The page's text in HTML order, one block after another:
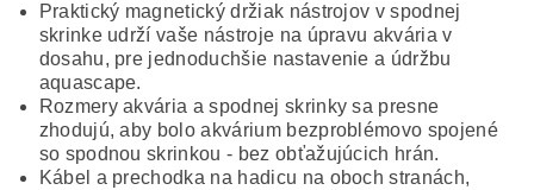
Praktický magnetický držiak nástrojov v spodnej
skrinke udrží vaše nástroje na úpravu akvária v
dosahu, pre jednoduchšie nastavenie a údržbu
aquascape.
Rozmery akvária a spodnej skrinky sa presne
zhodujú, aby bolo akvárium bezproblémovo spojené
so spodnou skrinkou - bez obťažujúcich hrán.
Kábel a prechodka na hadicu na oboch stranách,